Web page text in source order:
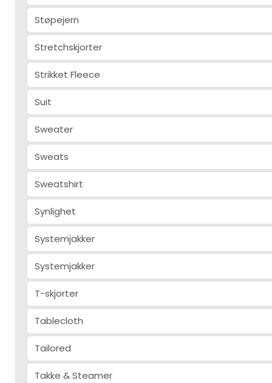
Støpejern
Stretchskjorter
Strikket Fleece
Suit
Sweater
Sweats
Sweatshirt
Synlighet
Systemjakker
Systemjakker
T-skjorter
Tablecloth
Tailored
Takke & Steamer